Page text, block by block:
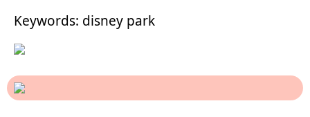
Keywords: disney park